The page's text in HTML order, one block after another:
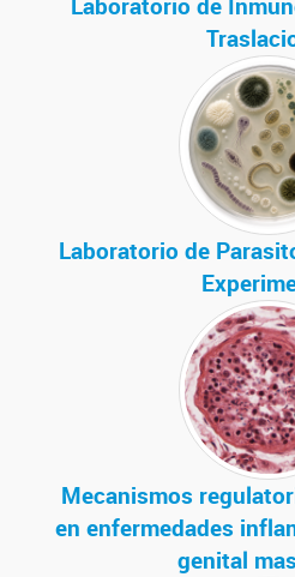
Laboratorio de
Mecanismos
en enfermedades
genital